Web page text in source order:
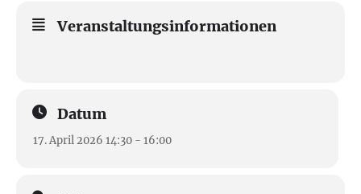
Veranstaltungsinformationen
Datum
17. April 2026 14:30 - 16:00